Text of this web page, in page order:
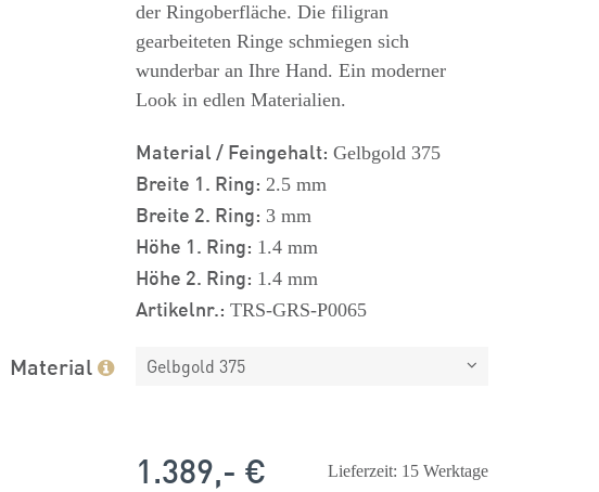
der Ringoberfläche. Die filigran
gearbeiteten Ringe schmiegen sich
wunderbar an Ihre Hand. Ein moderner
Look in edlen Materialien.
Material / Feingehalt: Gelbgold 375
Breite 1. Ring: 2.5 mm
Breite 2. Ring: 3 mm
Höhe 1. Ring: 1.4 mm
Höhe 2. Ring: 1.4 mm
Artikelnr.: TRS-GRS-P0065
Material Gelbgold 375
Lieferzeit: 15 Werktage
1.389,- €